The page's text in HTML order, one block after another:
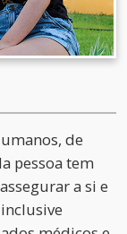
de
pessoa tem
a si e